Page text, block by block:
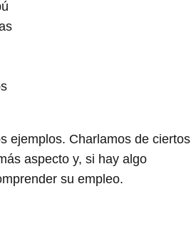
ejemplos. Charlamos de ciertos
aspecto y, si hay algo
su empleo.